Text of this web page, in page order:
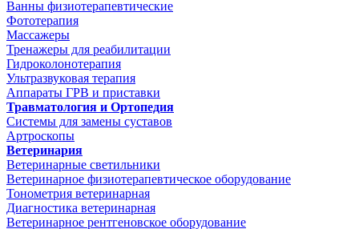
Ванны физиотерапевтические
Фототерапия
Массажеры
Тренажеры для реабилитации
Гидроколонотерапия
Ультразвуковая терапия
Аппараты ГРВ и приставки
Травматология и Ортопедия
Системы для замены суставов
Артроскопы
Ветеринария
Ветеринарные светильники
Ветеринарное физиотерапевтическое оборудование
Тонометрия ветеринарная
Диагностика ветеринарная
Ветеринарное рентгеновское оборудование